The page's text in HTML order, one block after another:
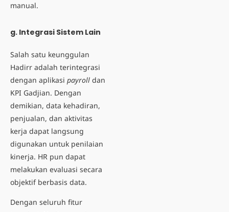
manual.
g. Integrasi Sistem Lain
Salah satu keunggulan
Hadirr adalah terintegrasi
dengan aplikasi payroll dan
KPI Gadjian. Dengan
demikian, data kehadiran,
penjualan, dan aktivitas
kerja dapat langsung
digunakan untuk penilaian
kinerja. HR pun dapat
melakukan evaluasi secara
objektif berbasis data.
Dengan seluruh fitur